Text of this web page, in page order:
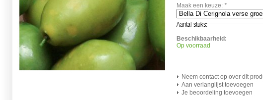
Maak een keuze: *
Aantal stuks:
Beschikbaarheid:
Op voorraad
Neem contact op over dit
Aan verlanglijst toevoegen
Je beoordeling toevoegen